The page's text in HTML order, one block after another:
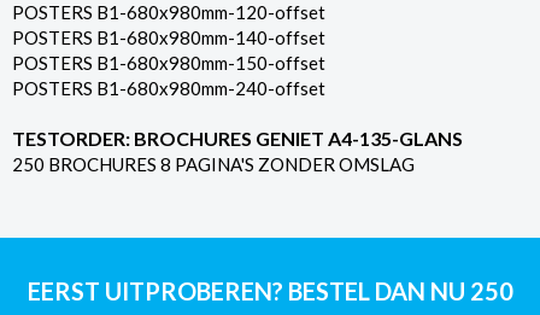
POSTERS B1-680x980mm-120-offset
POSTERS B1-680x980mm-140-offset
POSTERS B1-680x980mm-150-offset
POSTERS B1-680x980mm-240-offset
TESTORDER: BROCHURES GENIET A4-135-GLANS
250 BROCHURES 8 PAGINA'S ZONDER OMSLAG
EERST UITPROBEREN? BESTEL DAN NU 250